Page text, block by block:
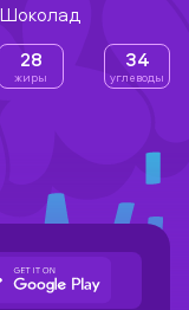
28
жиры
34
углеводы